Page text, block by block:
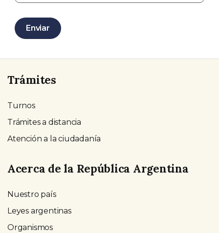
Enviar
Trámites
Turnos
Trámites a distancia
Atención a la ciudadanía
Acerca de la República Argentina
Nuestro país
Leyes argentinas
Organismos